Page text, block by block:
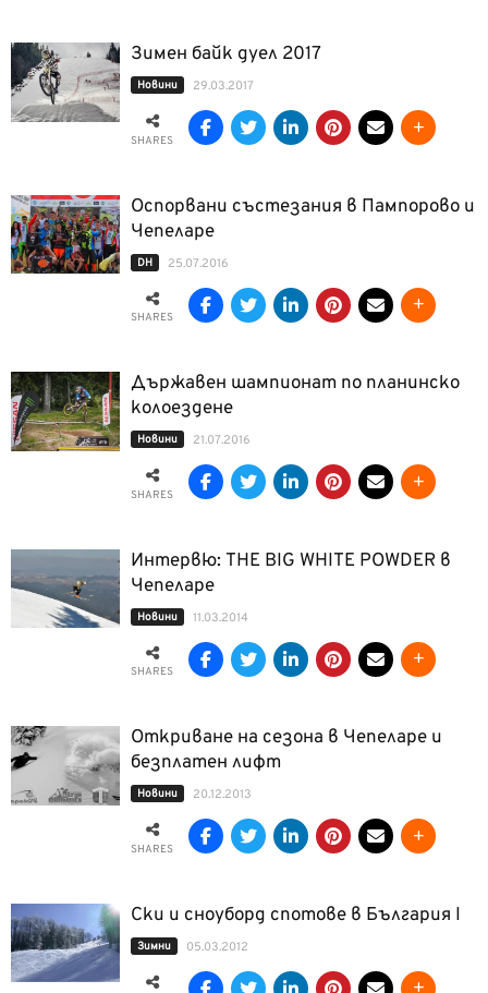
Зимен байк дуел 2017
Новини 29.03.2017
SHARES
Оспорвани състезания в Пампорово и
Чепеларе
DH 25.07.2016
SHARES
Държавен шампионат по планинско
колоездене
Новини 21.07.2016
SHARES
Интервю: THE BIG WHITE POWDER в
Чепеларе
Новини 11.03.2014
SHARES
Откриване на сезона в Чепеларе и
безплатен лифт
Новини 20.12.2013
SHARES
Ски и сноуборд спотове в България I
Зимни 05.03.2012